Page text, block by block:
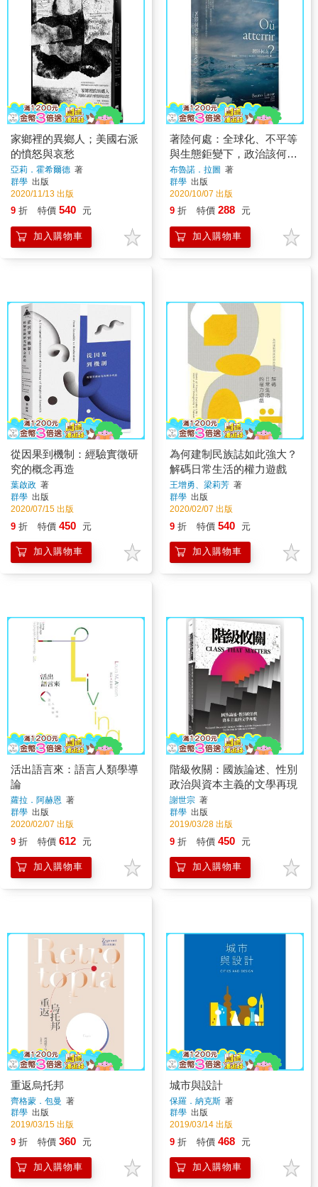
家鄉裡的異鄉人；美國右派
的憤怒與哀愁
亞莉．霍希爾德 著
群學 出版
2020/11/13 出版
9 折 特價 540 元
加入購物車
著陸何處：全球化、不平等
與生態鉅變下，政治該何去
何從？
布魯諾．拉圖 著
群學 出版
2020/10/07 出版
9 折 特價 288 元
加入購物車
從因果到機制：經驗實徵研
究的概念再造
葉啟政 著
群學 出版
2020/07/15 出版
9 折 特價 450 元
加入購物車
為何建制民族誌如此強大？
解碼日常生活的權力遊戲
王增勇、梁莉芳 著
群學 出版
2020/02/07 出版
9 折 特價 540 元
加入購物車
活出語言來：語言人類學導
論
蘿拉．阿赫恩 著
群學 出版
2020/02/07 出版
9 折 特價 612 元
加入購物車
階級攸關：國族論述、性別
政治與資本主義的文學再現
謝世宗 著
群學 出版
2019/03/28 出版
9 折 特價 450 元
加入購物車
重返烏托邦
齊格蒙．包曼 著
群學 出版
2019/03/15 出版
9 折 特價 360 元
加入購物車
城市與設計
保羅．納克斯 著
群學 出版
2019/03/14 出版
9 折 特價 468 元
加入購物車